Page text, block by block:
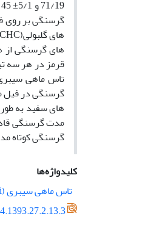
های گرسنگی از
مدت گرسنگی
گرسنگی کوتاه
کلیدواژه‌ها
تاس ماهی سیبری (Acipenser baeri)